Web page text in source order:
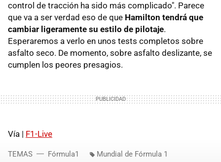
control de tracción ha sido más complicado". Parece
que va a ser verdad eso de que Hamilton tendrá que
cambiar ligeramente su estilo de pilotaje.
Esperaremos a verlo en unos tests completos sobre
asfalto seco. De momento, sobre asfalto deslizante, se
cumplen los peores presagios.
Vía | F1-Live
TEMAS Fórmula1 Mundial de Fórmula 1